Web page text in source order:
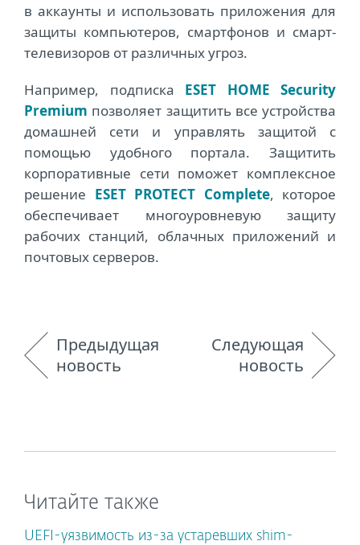
в аккаунты и использовать приложения для
защиты компьютеров, смартфонов и смарт-
телевизоров от различных угроз.
Например, подписка ESET HOME Security
Premium позволяет защитить все устройства
домашней сети и управлять защитой с
помощью удобного портала. Защитить
корпоративные сети поможет комплексное
решение ESET PROTECT Complete, которое
обеспечивает многоуровневую защиту
рабочих станций, облачных приложений и
почтовых серверов.
Предыдущая
новость
Следующая
новость
Читайте также
UEFI-уязвимость из-за устаревших shim-